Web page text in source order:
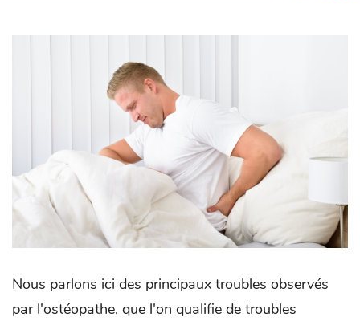
Nous parlons ici des principaux troubles observés
par l'ostéopathe, que l'on qualifie de troubles